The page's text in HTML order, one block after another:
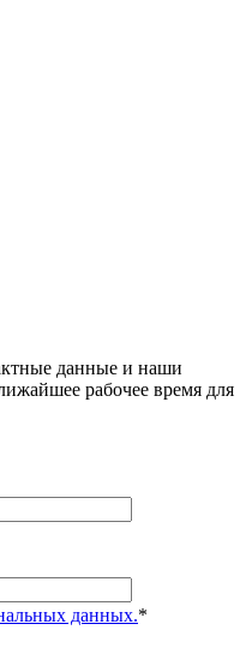
данные и наши
рабочее время для
данных.*